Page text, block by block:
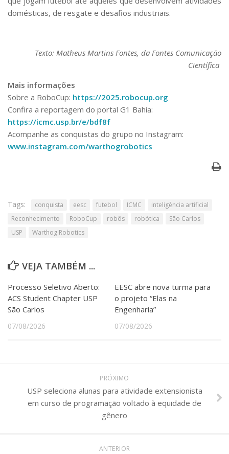
domésticas, de resgate e desafios industriais.
Texto: Matheus Martins Fontes, da Fontes Comunicação
Científica
Mais informações
Sobre a RoboCup: https://2025.robocup.org
Confira a reportagem do portal G1 Bahia:
https://icmc.usp.br/e/bdf8f
Acompanhe as conquistas do grupo no Instagram:
www.instagram.com/warthogrobotics
Tags: conquista eesc futebol ICMC
inteligência artificial
Reconhecimento
RoboCup robôs robótica
São Carlos
USP
Warthog Robotics
VEJA TAMBÉM ...
Processo Seletivo Aberto:
ACS Student Chapter USP
São Carlos
07/08/2026
EESC abre nova turma para
o projeto “Elas na
Engenharia”
07/08/2026
PRÓXIMO
USP seleciona alunas para atividade extensionista
em curso de programação voltado à equidade de
gênero
ANTERIOR